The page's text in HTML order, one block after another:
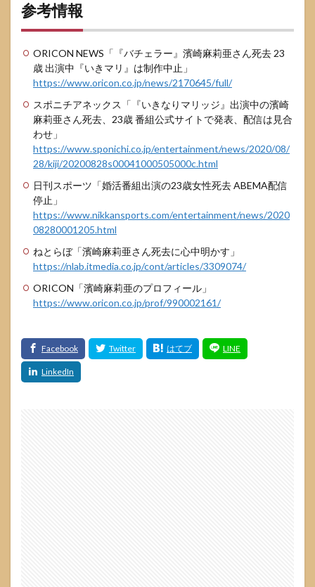
参考情報
ORICON NEWS「『バチェラー』濱崎麻莉亜さん死去 23
歳 出演中『いきマリ』は制作中止」
https://www.oricon.co.jp/news/2170645/full/
スポニチアネックス「『いきなりマリッジ』出演中の濱崎
麻莉亜さん死去、23歳 番組公式サイトで発表、配信は見合
わせ」
https://www.sponichi.co.jp/entertainment/news/2020/08/
28/kiji/20200828s00041000505000c.html
日刊スポーツ「婚活番組出演の23歳女性死去 ABEMA配信
停止」
https://www.nikkansports.com/entertainment/news/2020
08280001205.html
ねとらぼ「濱崎麻莉亜さん死去に心中明かす」
https://nlab.itmedia.co.jp/cont/articles/3309074/
ORICON「濱崎麻莉亜のプロフィール」
https://www.oricon.co.jp/prof/990002161/